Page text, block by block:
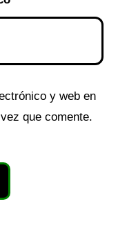
y web en
que comente.